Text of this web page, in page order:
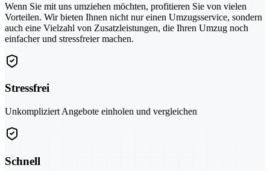
Wenn Sie mit uns umziehen möchten, profitieren Sie von vielen
Vorteilen. Wir bieten Ihnen nicht nur einen Umzugsservice, sondern
auch eine Vielzahl von Zusatzleistungen, die Ihren Umzug noch
einfacher und stressfreier machen.
Stressfrei
Unkompliziert Angebote einholen und vergleichen
Schnell